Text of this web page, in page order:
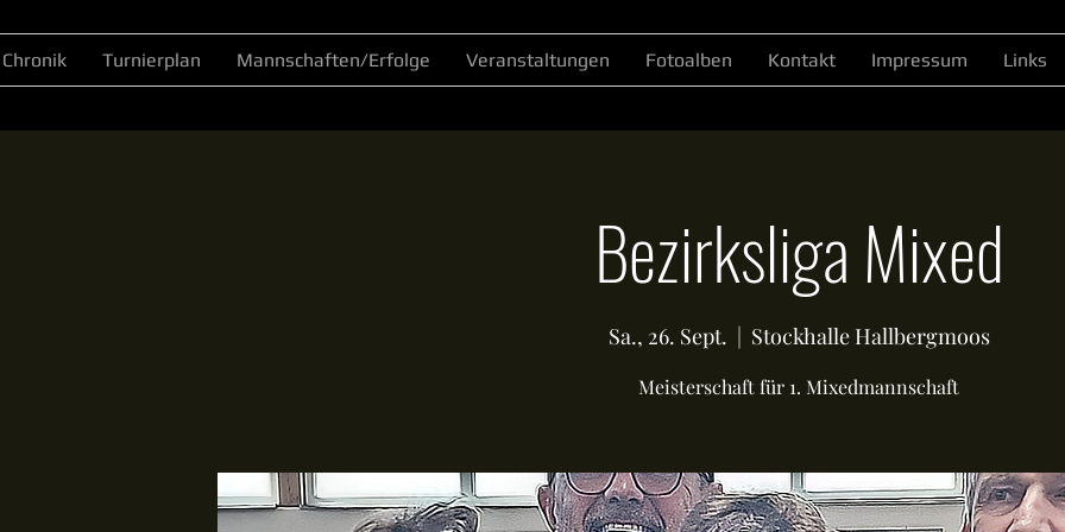
Chronik Turnierplan Mannschaften/Erfolge Veranstaltungen Fotoalben Kontakt Impressum Links
Bezirksliga Mixed
Sa., 26. Sept.
  |
Stockhalle Hallbergmoos
Meisterschaft für 1. Mixedmannschaft